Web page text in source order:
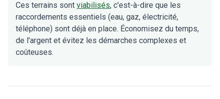
Ces terrains sont viabilisés, c'est-à-dire que les
raccordements essentiels (eau, gaz, électricité,
téléphone) sont déjà en place. Économisez du temps,
de l'argent et évitez les démarches complexes et
coûteuses.